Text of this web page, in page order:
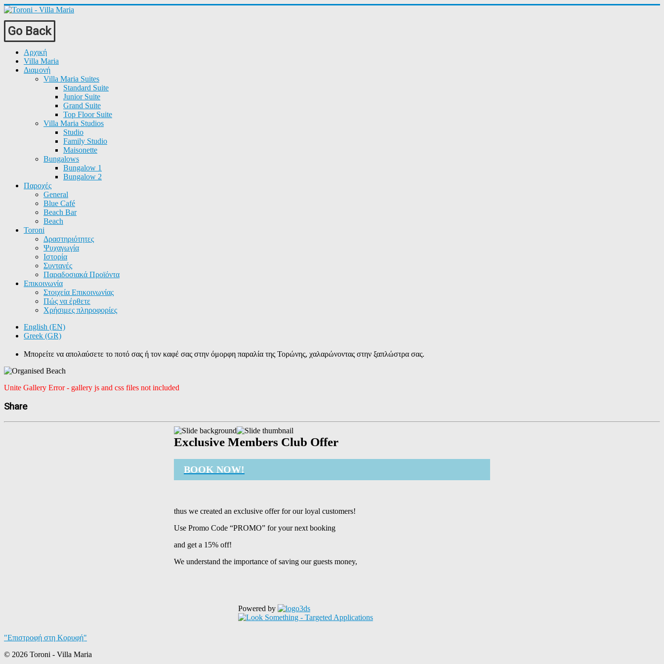
Go Back
Αρχική
Villa Maria
Διαμονή
Villa Maria Suites
Standard Suite
Junior Suite
Grand Suite
Top Floor Suite
Villa Maria Studios
Studio
Family Studio
Maisonette
Bungalows
Bungalow 1
Bungalow 2
Παροχές
General
Blue Café
Beach Bar
Beach
Toroni
Δραστηριότητες
Ψυχαγωγία
Ιστορία
Συνταγές
Παραδοσιακά Προϊόντα
Επικοινωνία
Στοιχεία Επικοινωνίας
Πώς να έρθετε
Χρήσιμες πληροφορίες
English (EN)
Greek (GR)
Μπορείτε να απολαύσετε το ποτό σας ή τον καφέ σας στην όμορφη παραλία της Τορώνης, χαλαρώνοντας στην ξαπλώστρα σας.
Unite Gallery Error - gallery js and css files not included
Share
Exclusive Members Club Offer
BOOK NOW!
thus we created an exclusive offer for our loyal customers!
Use Promo Code “PROMO” for your next booking
and get a 15% off!
We understand the importance of saving our guests money,
Powered by
"Επιστροφή στη Κορυφή"
© 2026 Toroni - Villa Maria